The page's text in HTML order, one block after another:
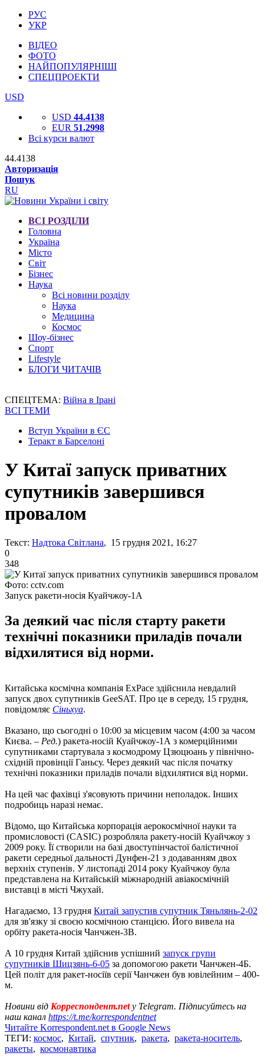
РУС
УКР
ВІДЕО
ФОТО
НАЙПОПУЛЯРНІШІ
СПЕЦПРОЕКТИ
USD
USD 44.4138
EUR 51.2998
Всі курси валют
44.4138
Авторизація
Пошук
RU
ВСІ РОЗДІЛИ
Головна
Україна
Місто
Світ
Бізнес
Наука
Всі новини розділу
Наука
Медицина
Космос
Шоу-бізнес
Спорт
Lifestyle
БЛОГИ ЧИТАЧІВ
СПЕЦТЕМА: Війна в Ірані
ВСІ ТЕМИ
Вступ України в ЄС
Теракт в Барселоні
У Китаї запуск приватних
супутників завершився
провалом
Текст: Надтока Світлана, 15 грудня 2021, 16:27
0
348
Фото: cctv.com
Запуск ракети-носія Куайчжоу-1А
За деякий час після старту ракети
технічні показники приладів почали
відхилятися від норми.
Китайська космічна компанія ExPace здійснила невдалий
запуск двох супутників GeeSAT. Про це в середу, 15 грудня,
повідомляє Сіньхуа.
Вказано, що сьогодні о 10:00 за місцевим часом (4:00 за часом
Києва. – Ред.) ракета-носій Куайчжоу-1А з комерційними
супутниками стартувала з космодрому Цзюцюань у північно-
східній провінції Ганьсу. Через деякий час після початку
технічні показники приладів почали відхилятися від норми.
На цей час фахівці з'ясовують причини неполадок. Інших
подробиць наразі немає.
Відомо, що Китайська корпорація аерокосмічної науки та
промисловості (CASIC) розробляла ракету-носій Куайчжоу з
2009 року. Її створили на базі двоступінчастої балістичної
ракети середньої дальності Дунфен-21 з додаванням двох
верхніх ступенів. У листопаді 2014 року Куайчжоу була
представлена ​​на Китайській міжнародній авіакосмічній
виставці в місті Чжухай.
Нагадаємо, 13 грудня Китай запустив супутник Тяньлянь-2-02
для зв'язку зі своєю космічною станцією. Його вивела на
орбіту ракета-носія Чанчжен-3B.
А 10 грудня Китай здійснив успішний запуск групи
супутників Шицзянь-6-05 за допомогою ракети Чанчжен-4Б.
Цей політ для ракет-носіїв серії Чанчжен був ювілейним – 400-
м.
Новини від Корреспондент.netу Telegram. Підписуйтесь на
наш канал https://t.me/korrespondentnet
Читайте Korrespondent.net в Google News
ТЕГИ: космос, Китай, спутник, ракета, ракета-носитель,
ракеты, космонавтика